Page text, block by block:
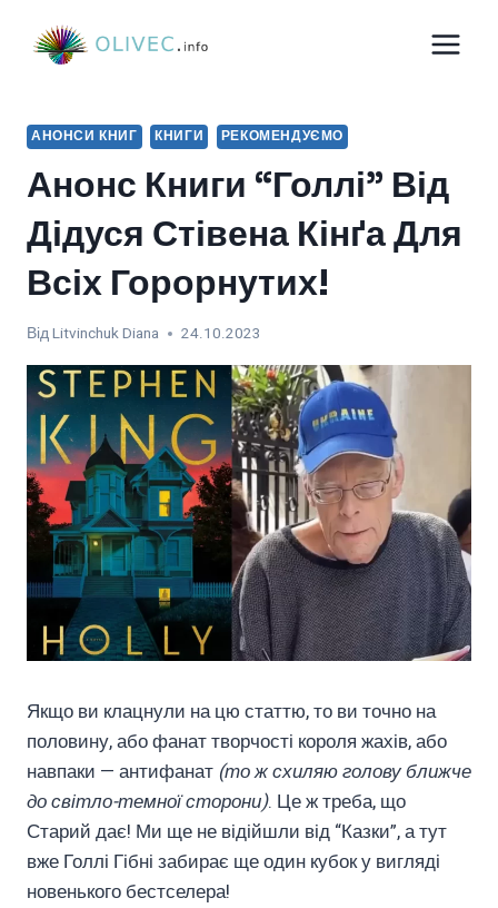
АНОНСИ КНИГ КНИГИ РЕКОМЕНДУЄМО
Анонс Книги “Голлі” Від
Дідуся Стівена Кінґа Для
Всіх Горорнутих!
ВідLitvinchuk Diana 24.10.2023
Якщо ви клацнули на цю статтю, то ви точно на
половину, або фанат творчості короля жахів, або
навпаки — антифанат (то ж схиляю голову ближче
до світло-темної сторони). Це ж треба, що
Старий дає! Ми ще не відійшли від “Казки”, а тут
вже Голлі Гібні забирає ще один кубок у вигляді
новенького бестселера!